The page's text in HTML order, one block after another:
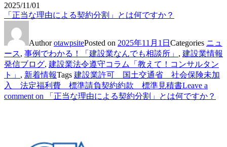
2025/11/01
「正当な理由による契約分割」とは何ですか？
AuthorotawpsitePosted on 2025年11月1日 Categories ニュ
ース, 事例でわかる！「建設業なんでも相談所」 , 建設業情報
発信ブログ, 建設業法令遵守コラム「教えて！コンサルタン
ト」 , 新着情報Tags 建設業許可 国土交通省 社会保険未加
入 法定福利費 標準請負契約約款 標準見積書Leave a
comment on 「正当な理由による契約分割」とは何ですか？